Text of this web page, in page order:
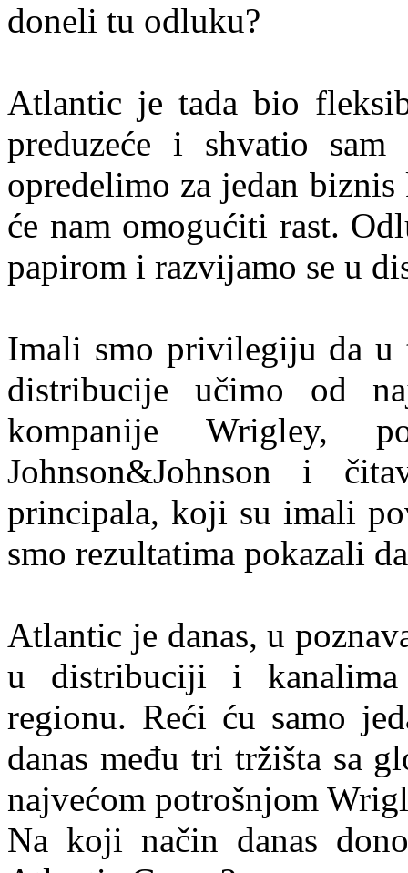
doneli tu odluku?
Atlantic je tada bio
preduzeće i shvatio
opredelimo za jedan
će nam omogućiti rast.
papirom i razvijamo se u
Imali smo privilegiju da u
distribucije učimo od
kompanije Wrigley,
Johnson&Johnson i
principala, koji su imali
smo rezultatima pokazali
Atlantic je danas, u
u distribuciji i
regionu. Reći ću samo
danas među tri tržišta sa
najvećom potrošnjom
Na koji način danas